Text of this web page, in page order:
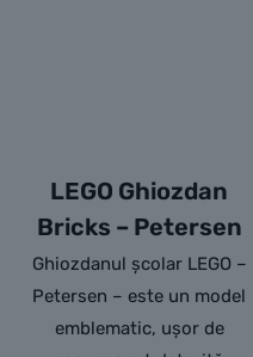
LEGO Ghiozdan
Bricks – Petersen
Ghiozdanul școlar LEGO –
Petersen – este un model
emblematic, ușor de